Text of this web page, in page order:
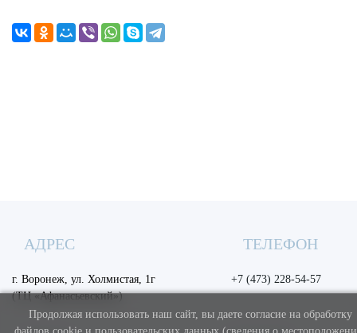
АДРЕС
г. Воронеж, ул. Холмистая, 1г
(ТЦ «Афанасьевский»)
ТЕЛЕФОН
+7 (473) 228-54-57
Продолжая использовать наш сайт, вы даете согласие на обработку